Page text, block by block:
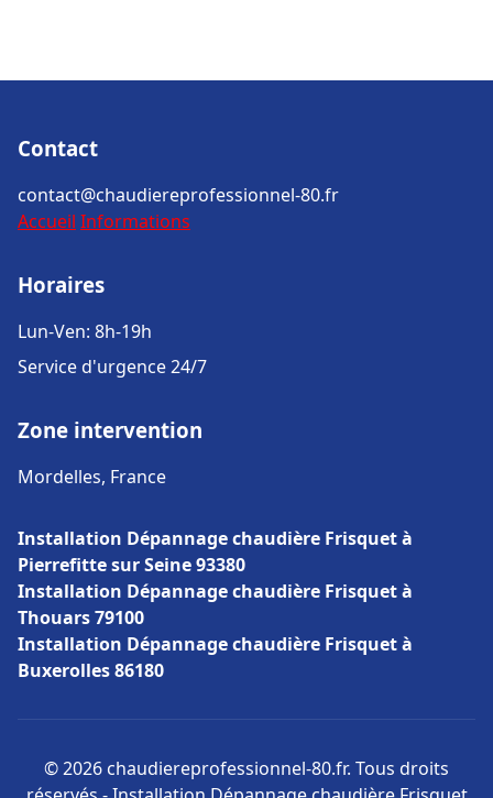
Contact
contact@chaudiereprofessionnel-80.fr
Accueil Informations
Horaires
Lun-Ven: 8h-19h
Service d'urgence 24/7
Zone intervention
Mordelles, France
Installation Dépannage chaudière Frisquet à
Pierrefitte sur Seine 93380
Installation Dépannage chaudière Frisquet à
Thouars 79100
Installation Dépannage chaudière Frisquet à
Buxerolles 86180
© 2026 chaudiereprofessionnel-80.fr. Tous droits